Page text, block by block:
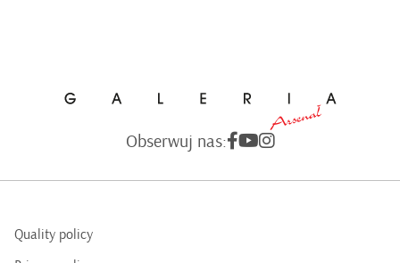
Obserwuj nas:
Quality policy